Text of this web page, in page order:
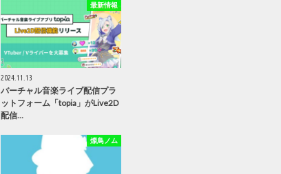
最新情報
2024.11.13
バーチャル音楽ライブ配信プラ
ットフォーム「topia」がLive2D
配信…
燦鳥ノム